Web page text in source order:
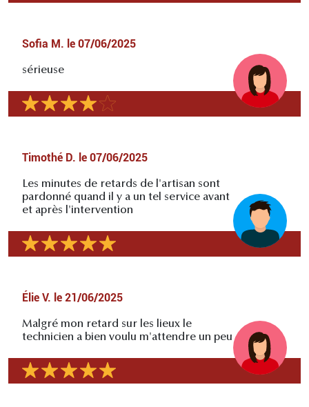
Sofia M. le 07/06/2025
sérieuse
Timothé D. le 07/06/2025
Les minutes de retards de l'artisan sont
pardonné quand il y a un tel service avant
et après l'intervention
Élie V. le 21/06/2025
Malgré mon retard sur les lieux le
technicien a bien voulu m'attendre un peu